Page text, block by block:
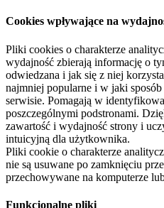
Cookies wpływające na
Pliki cookies o charakterze
wydajność zbierają informację o
odwiedzana i jak się z niej
najmniej popularne i w jaki
serwisie. Pomagają w
poszczególnymi podstronami.
zawartość i wydajność strony i
intuicyjną dla użytkownika.
Pliki cookie o charakterze
nie są usuwane po zamknięciu
przechowywane na komputerze
Funkcjonalne pliki